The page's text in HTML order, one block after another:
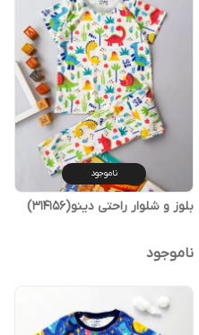
ناموجود
بلوز و شلوار راحتی دینو(314156)
ناموجود